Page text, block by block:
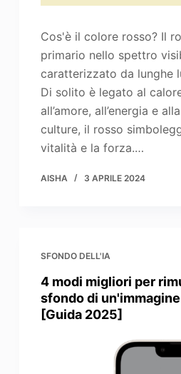
Cos'è il colore rosso? Il
primario nello spettro
caratterizzato da lunghe
Di solito è legato al
all’amore, all’energia e
culture, il rosso
vitalità e la forza.…
AISHA 3 APRILE 2024
SFONDO DELL'IA
4 modi migliori per
sfondo di
[Guida 2025]